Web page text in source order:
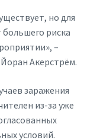
но для
риска
–
Акерстрём.
заражения
из-за уже
условий.